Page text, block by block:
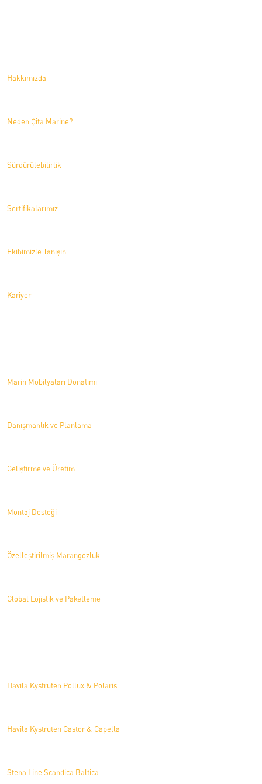
Hakkımızda
Neden Çita Marine?
Sürdürülebilirlik
Sertifikalarımız
Ekibimizle Tanışın
Kariyer
Marin Mobilyaları Donatımı
Danışmanlık ve Planlama
Geliştirme ve Üretim
Montaj Desteği
Özelleştirilmiş Marangozluk
Global Lojistik ve Paketleme
Havila Kystruten Pollux & Polaris
Havila Kystruten Castor & Capella
Stena Line Scandica Baltica